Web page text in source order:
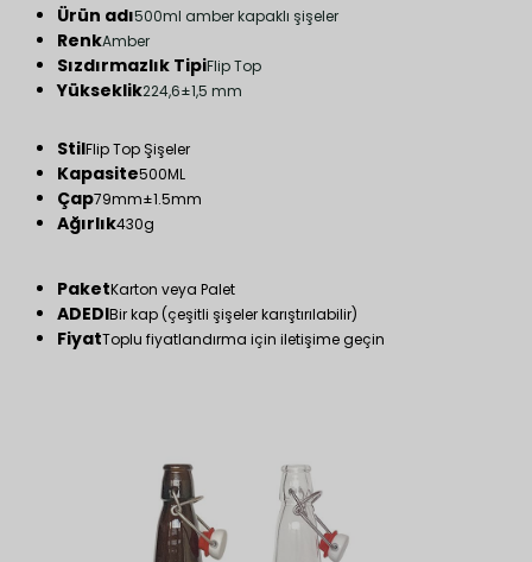
Ürün adı500ml amber kapaklı şişeler
RenkAmber
Sızdırmazlık TipiFlip Top
Yükseklik224,6±1,5 mm
StilFlip Top Şişeler
Kapasite500ML
Çap79mm±1.5mm
Ağırlık430g
PaketKarton veya Palet
ADEDIBir kap (çeşitli şişeler karıştırılabilir)
FiyatToplu fiyatlandırma için iletişime geçin